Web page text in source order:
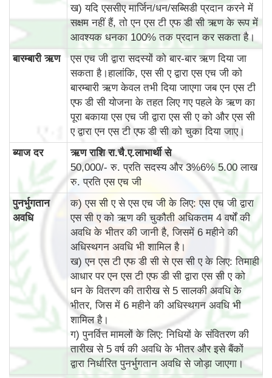
ख) यदि एससीए मार्जिन/धन/सब्सिडी प्रदान करने में
सक्षम नहीं हैं, तो एन एस टी एफ डी सी ऋण के रूप में
आवश्यक धनका 100% तक प्रदान कर सकता है।
बारम्‍बारी ऋण
एस एच जी द्वारा सदस्यों को बार-बार ऋण दिया जा
सकता है।हालांकि, एस सी ए द्वारा एस एच जी को
बारम्‍बारी ऋण केवल तभी दिया जाएगा जब एन एस टी
एफ डी सी योजना के तहत लिए गए पहले के ऋण का
पूरा बकाया एस एच जी द्वारा एस सी ए को और एस सी
ए द्वारा एन एस टी एफ डी सी को चुका दिया जाए।
ब्‍याज दर
ऋण राशि रा.चै.ए.लाभार्थी से
50,000/- रु. प्रति सदस्य और 3%6% 5.00 लाख
रु. प्रति एस एच जी
पुनर्भुगतान
अवधि
क) एस सी ए से एस एच जी के लिए: एस एच जी द्वारा
एस सी ए को ऋण की चुकौती अधिकतम 4 वर्षों की
अवधि के भीतर की जानी है, जिसमें 6 महीने की
अधिस्थगन अवधि भी शामिल है।
ख) एन एस टी एफ डी सी से एस सी ए के लिए: तिमाही
आधार पर एन एस टी एफ डी सी द्वारा एस सी ए को
धन के वितरण की तारीख से 5 सालकी अवधि के
भीतर, जिस में 6 महीने की अधिस्‍थगन अवधि भी
शामिल है।
ग) पुनर्वित्त मामलों के लिए: निधियों के संवितरण की
तारीख से 5 वर्ष की अवधि के भीतर और इसे बैंकों
द्वारा निर्धारित पुनर्भुगतान अवधि से जोड़ा जाएगा।